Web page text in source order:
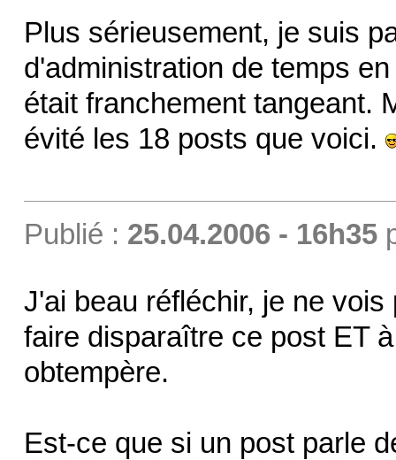
Plus sérieusement, je suis
d'administration de temps
était franchement tangeant.
évité les 18 posts que voici.
Publié : 25.04.2006 - 16h35
J'ai beau réfléchir, je ne
faire disparaître ce post ET
obtempère.
Est-ce que si un post parle